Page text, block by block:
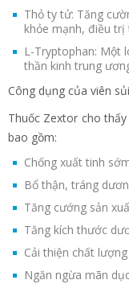
Thỏ ty tử: Tăng
khỏe mạnh, điều trị
L-Tryptophan: Một
thần kinh trung
Công dụng của viên
Thuốc Zextor cho
bao gồm:
Chống xuất tinh
Bổ thận, tráng
Tăng cướng sản
Tăng kích thước
Cải thiện chất
Ngăn ngừa mãn